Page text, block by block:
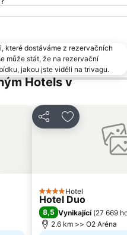
Town Square
Strana
Tančící dům
Nemocnice Motol Metro Station
Výstaviště Letňany - PVA EXPO
které dostáváme z rezervačních
může stát, že na rezervační
jakou jste viděli na trivagu.
Hotels v
hotelů
Sdílet Přidat na
4 Počet hvězdiček
Hotel
Hotel Duo
8,5 Vynikající (27 669
2.6 km >> O2 Aréna